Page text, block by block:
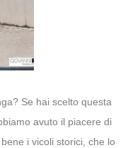
Se hai scelto questa
avuto il piacere di
i vicoli storici, che lo